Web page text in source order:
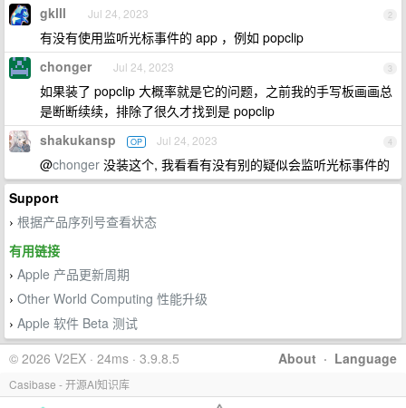
2
gklll Jul 24, 2023
有没有使用监听光标事件的 app ，例如 popclip
3
chonger Jul 24, 2023
如果装了 popclip 大概率就是它的问题，之前我的手写板画画总
是断断续续，排除了很久才找到是 popclip
4
shakukansp OP Jul 24, 2023
@chonger 没装这个, 我看看有没有别的疑似会监听光标事件的
Support
› 根据产品序列号查看状态
有用链接
› Apple 产品更新周期
› Other World Computing 性能升级
› Apple 软件 Beta 测试
About · Language
© 2026 V2EX · 24ms · 3.9.8.5
Casibase - 开源AI知识库